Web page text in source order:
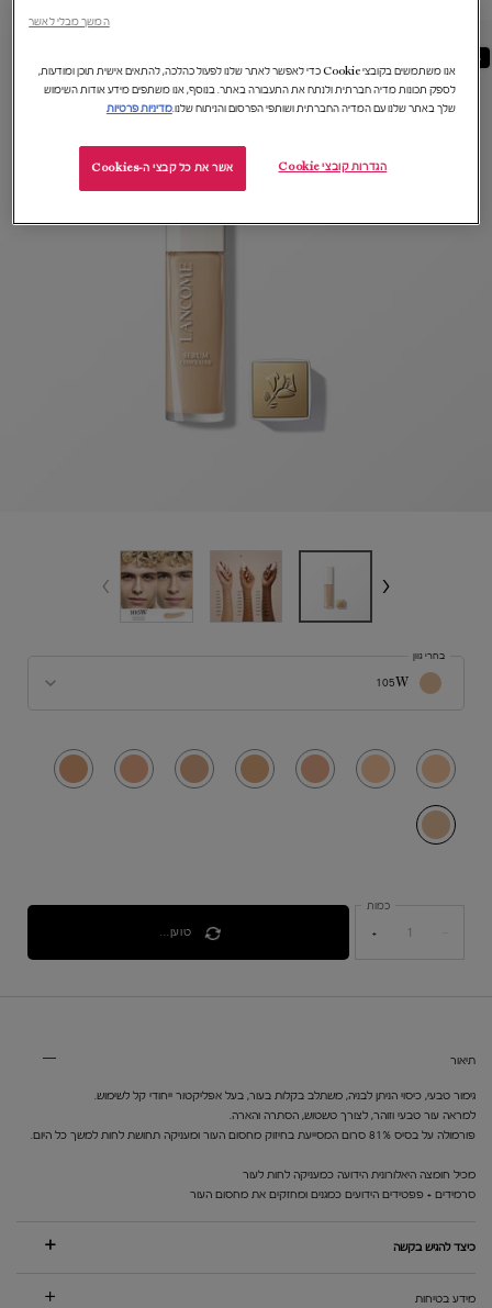
18%-
בחרי צבע עבור TEINT IDÔLE ULTRA WEAR CARE & GLOW SERUM CONCEALER - טיינט אידול סרום קונסילר
105W
בחרי גוון
נבחר
115C, 1 of 8נבחר
125W, 2 of 8נבחר
220C, 3 of 8נבחר
230W, 4 of 8נבחר
305N, 5 of 8נבחר
310N, 6 of 8נבחר
400W, 7 of 8
נבחר
105W, 8 of 8
כמות
+ טוען...
תיאור
גימור טבעי, כיסוי הניתן לבניה, משתלב בקלות בעור, בעל אפליקטור ייחודי קל לשימוש.
למראה עור טבעי וזוהר, לצורך טשטוש, הסתרה והארה.
פורמולה על בסיס 81% סרום המסייעת בחיזוק מחסום העור ומעניקה תחושת לחות למשך כל היום.
מכיל חומצה היאלורונית הידועה כמעניקה לחות לעור
סרמידים + פפטידים הידועים כמגנים ומחזקים את מחסום העור
כיצד להגיש בקשה
מידע בטיחות
אנו משתמשים בקובצי Cookie כדי לאפשר לאתר שלנו לפעול כהלכה, להתאים אישית תוכן ומודעות,
לספק תכונות מדיה חברתית ולנתח את התעבורה באתר. בנוסף, אנו משתפים מידע אודות השימוש
שלך באתר שלנו עם המדיה החברתית ושותפי הפרסום והניתוח שלנו.מדיניות פרטיות
הגדרות קובצי Cookie אשר את כל קבצי ה-Cookies
המשך מבלי לאשר